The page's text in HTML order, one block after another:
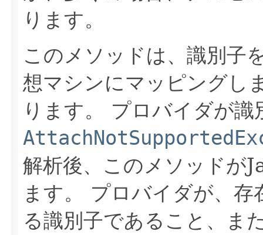
ります。
このメソッドは、識別子
想マシンにマッピングし
ります。
プロバイダが識
解析後、このメソッドが
ます。
プロバイダが、存
る識別子であること、ま